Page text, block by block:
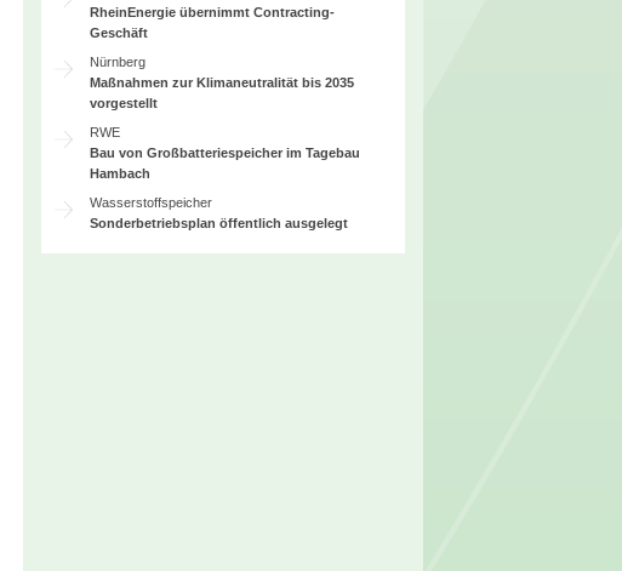
RheinEnergie übernimmt Contracting-
Geschäft
Nürnberg
Maßnahmen zur Klimaneutralität bis 2035
vorgestellt
RWE
Bau von Großbatteriespeicher im Tagebau
Hambach
Wasserstoffspeicher
Sonderbetriebsplan öffentlich ausgelegt